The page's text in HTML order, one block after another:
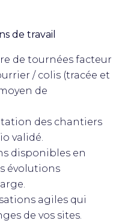
de travail
de tournées facteur
/ colis (tracée et
de
des chantiers
validé.
disponibles en
évolutions
agiles qui
de vos sites.